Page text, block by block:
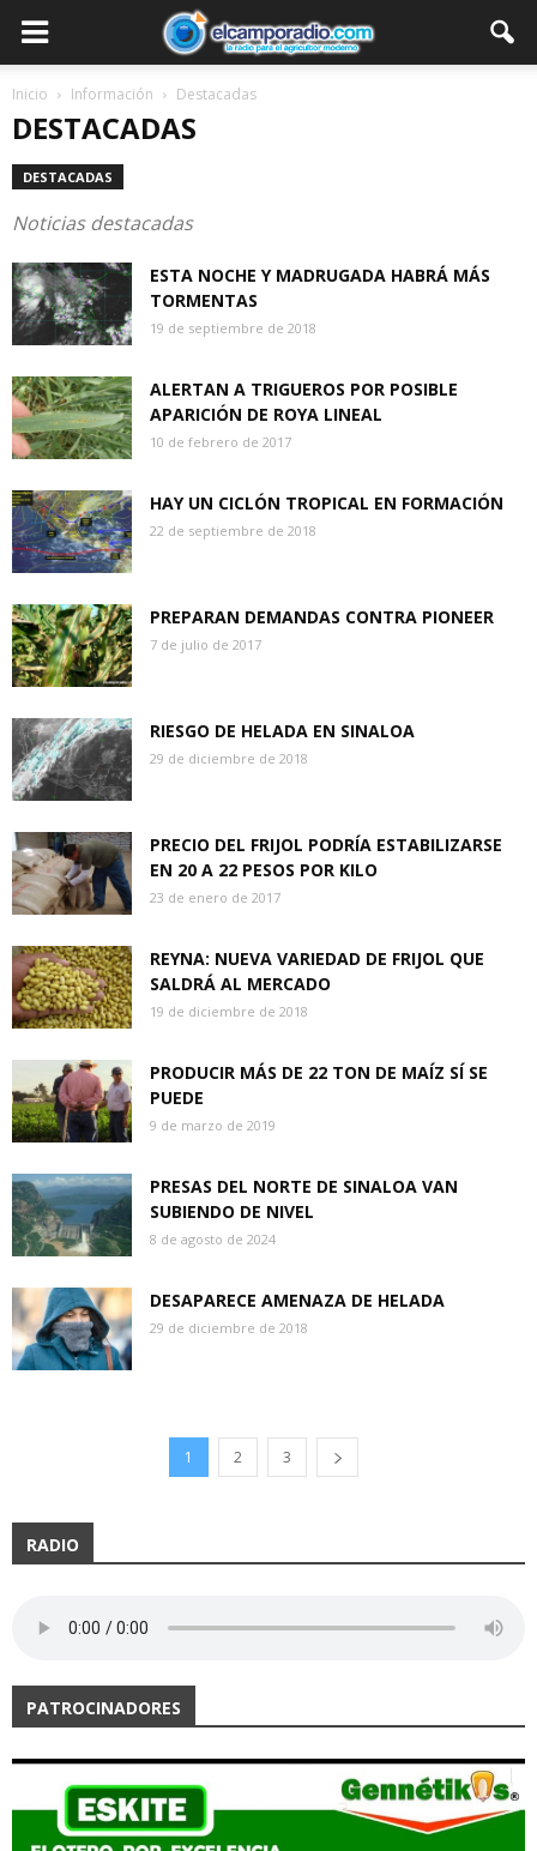
Inicio Información Destacadas
DESTACADAS
DESTACADAS
Noticias destacadas
ESTA NOCHE Y MADRUGADA HABRÁ MÁS
TORMENTAS
19 de septiembre de 2018
ALERTAN A TRIGUEROS POR POSIBLE
APARICIÓN DE ROYA LINEAL
10 de febrero de 2017
HAY UN CICLÓN TROPICAL EN FORMACIÓN
22 de septiembre de 2018
PREPARAN DEMANDAS CONTRA PIONEER
7 de julio de 2017
RIESGO DE HELADA EN SINALOA
29 de diciembre de 2018
PRECIO DEL FRIJOL PODRÍA ESTABILIZARSE
EN 20 A 22 PESOS POR KILO
23 de enero de 2017
REYNA: NUEVA VARIEDAD DE FRIJOL QUE
SALDRÁ AL MERCADO
19 de diciembre de 2018
PRODUCIR MÁS DE 22 TON DE MAÍZ SÍ SE
PUEDE
9 de marzo de 2019
PRESAS DEL NORTE DE SINALOA VAN
SUBIENDO DE NIVEL
8 de agosto de 2024
DESAPARECE AMENAZA DE HELADA
29 de diciembre de 2018
1 2 3
RADIO
PATROCINADORES